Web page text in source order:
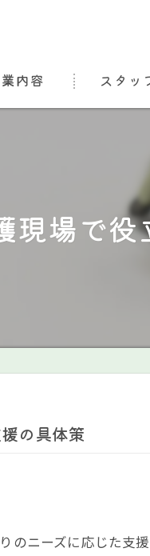
内容 スタッ
現場で
の具体策
のニーズに応じた支